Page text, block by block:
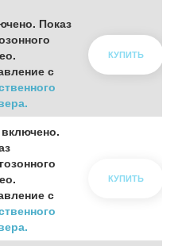
Показ
с
КУПИТЬ
с
КУПИТЬ